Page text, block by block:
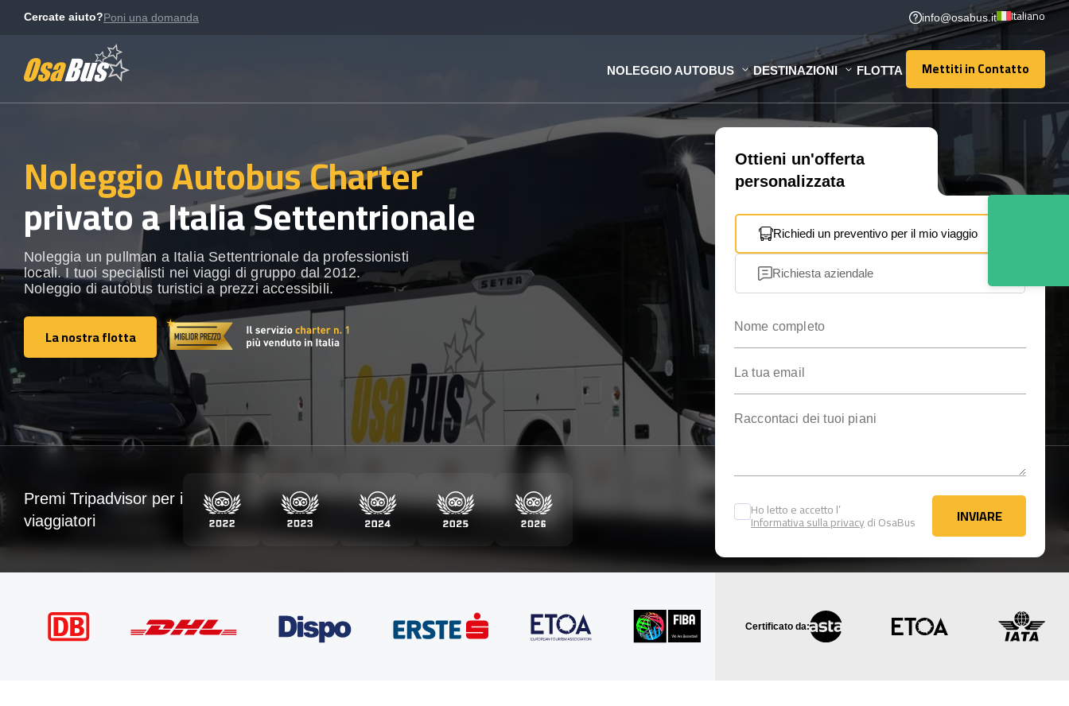
Cercate aiuto?Poni una domanda info@osabus.it Italiano
NOLEGGIO AUTOBUS DESTINAZIONI FLOTTA Mettiti in Contatto
Mettiti in Contatto
Noleggio Autobus Charter
privato a Italia Settentrionale
Noleggia un pullman a Italia Settentrionale da professionisti
locali. I tuoi specialisti nei viaggi di gruppo dal 2012.
Noleggio di autobus turistici a prezzi accessibili.
La nostra flotta
La nostra flotta
Ottieni un'offerta
personalizzata
Richiedi un preventivo per il mio viaggio
Richiesta aziendale
Ho letto e accetto l’
Informativa sulla privacydi OsaBus INVIARE
INVIARE
Premi Tripadvisor per i
viaggiatori
Certificato da: